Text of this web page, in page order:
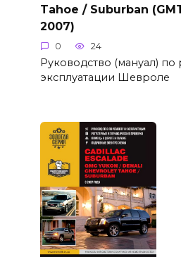
Tahoe / Suburban
2007)
0 24
Руководство (мануал) по
эксплуатации Шевроле